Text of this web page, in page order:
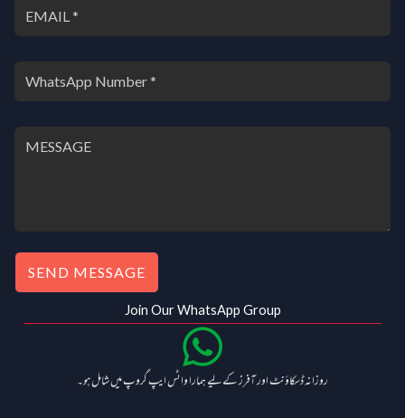
SEND MESSAGE
Join Our WhatsApp Group
روزانہ ڈسکاؤنٹ اور آفرز کے لیے ہمارا واٹس ایپ گروپ میں شامل ہو۔